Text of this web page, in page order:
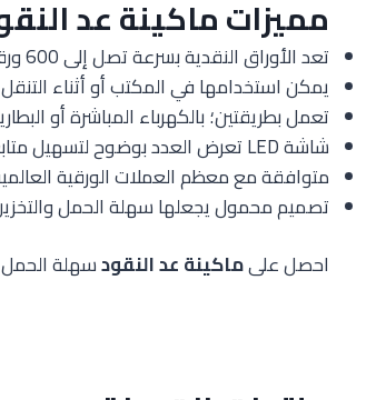
مميزات ماكينة عد
تعد الأوراق النقدية بسرعة تصل إلى 600 ورقة في الدقيقة لتوفير الوقت.
يمكن استخدامها في المكتب أو أثناء
تعمل بطريقتين؛ بالكهرباء المباشرة أو
شاشة LED تعرض العدد بوضوح لتسهيل متابعة العد بدقة.
متوافقة مع معظم العملات الورقية
تصميم محمول يجعلها سهلة الحمل
احصل علىماكينة عد النقودسهلة